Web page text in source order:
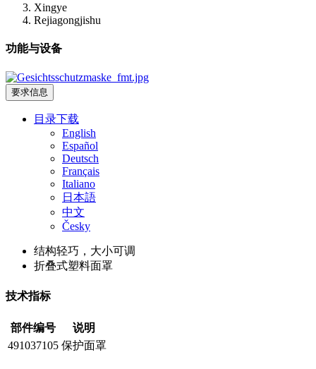
Xingye
Rejiagongjishu
功能与设备
要求信息
目录下载
English
Español
Deutsch
Français
Italiano
日本語
中文
Česky
结构轻巧，大小可调
折叠式塑料面罩
技术指标
部件编号
说明
491037105 保护面罩